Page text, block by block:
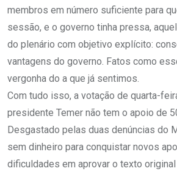
membros em número suficiente para
sessão, e o governo tinha pressa,
do plenário com objetivo explícito:
vantagens do governo. Fatos como
vergonha do a que já sentimos.
Com tudo isso, a votação de quarta-
presidente Temer não tem o apoio de
Desgastado pelas duas denúncias do
sem dinheiro para conquistar novos
dificuldades em aprovar o texto